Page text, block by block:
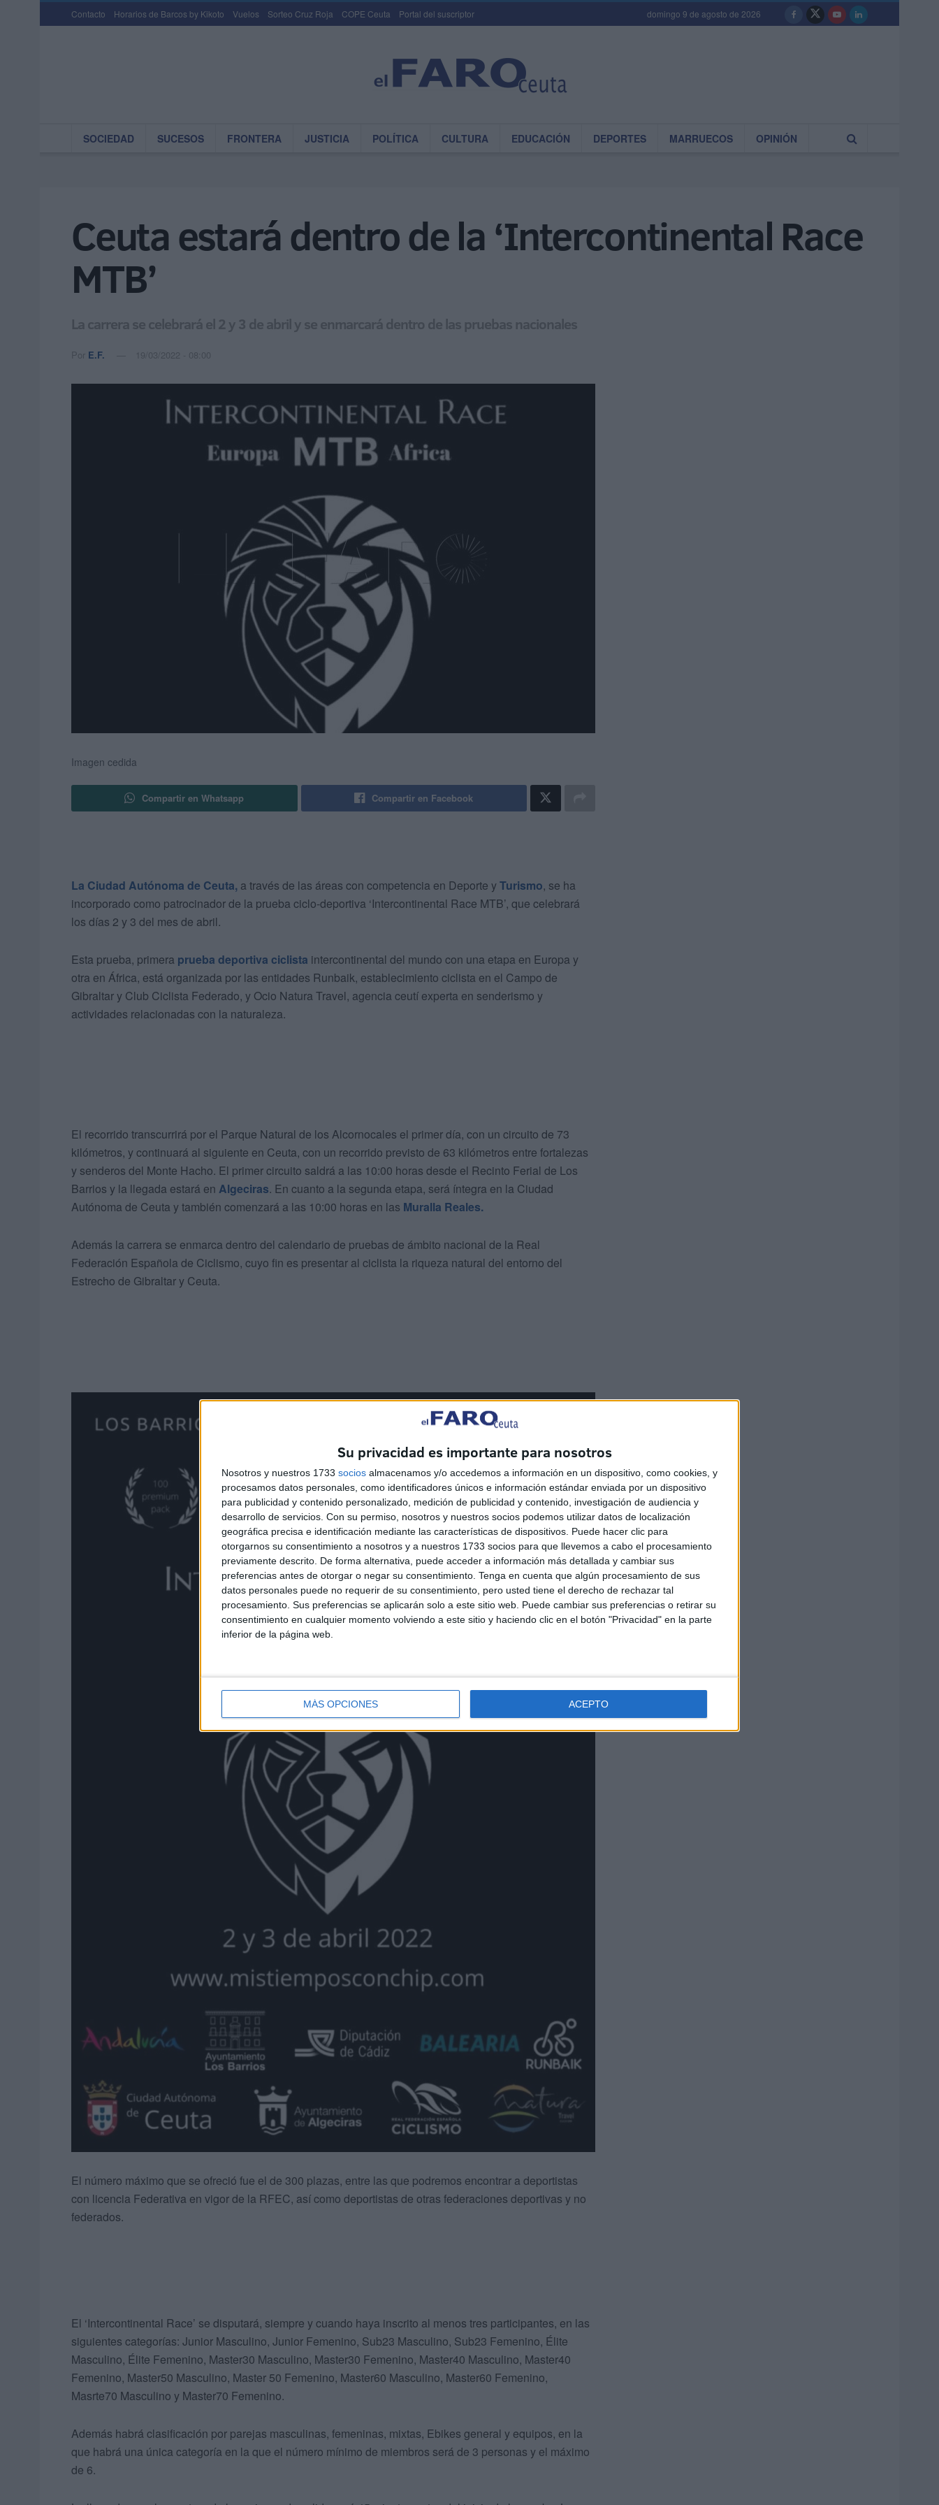
Su privacidad es importante para nosotros
Nosotros y nuestros 1733 socios almacenamos y/o accedemos a información en un dispositivo, como cookies, y
procesamos datos personales, como identificadores únicos e información estándar enviada por un dispositivo
para publicidad y contenido personalizado, medición de publicidad y contenido, investigación de audiencia y
desarrollo de servicios. Con su permiso, nosotros y nuestros socios podemos utilizar datos de localización
geográfica precisa e identificación mediante las características de dispositivos. Puede hacer clic para
otorgarnos su consentimiento a nosotros y a nuestros 1733 socios para que llevemos a cabo el procesamiento
previamente descrito. De forma alternativa, puede acceder a información más detallada y cambiar sus
preferencias antes de otorgar o negar su consentimiento. Tenga en cuenta que algún procesamiento de sus
datos personales puede no requerir de su consentimiento, pero usted tiene el derecho de rechazar tal
procesamiento. Sus preferencias se aplicarán solo a este sitio web. Puede cambiar sus preferencias o retirar su
consentimiento en cualquier momento volviendo a este sitio y haciendo clic en el botón "Privacidad" en la parte
inferior de la página web.
MÁS OPCIONES ACEPTO
Contacto Horarios de Barcos by Kikoto Vuelos Sorteo Cruz Roja COPE Ceuta Portal del suscriptor domingo 9 de agosto de 2026
SOCIEDAD SUCESOS FRONTERA JUSTICIA POLÍTICA CULTURA EDUCACIÓN DEPORTES MARRUECOS OPINIÓN
Ceuta estará dentro de la ‘Intercontinental Race
MTB’
La carrera se celebrará el 2 y 3 de abril y se enmarcará dentro de las pruebas nacionales
Por E.F. 19/03/2022 - 08:00
Imagen cedida
Compartir en Whatsapp Compartir en Facebook
La Ciudad Autónoma de Ceuta, a través de las áreas con competencia en Deporte yTurismo, se ha
incorporado como patrocinador de la prueba ciclo-deportiva ‘Intercontinental Race MTB’, que celebrará
los días 2 y 3 del mes de abril.
Esta prueba, primera prueba deportiva ciclista intercontinental del mundo con una etapa en Europa y
otra en África, está organizada por las entidades Runbaik, establecimiento ciclista en el Campo de
Gibraltar y Club Ciclista Federado, y Ocio Natura Travel, agencia ceutí experta en senderismo y
actividades relacionadas con la naturaleza.
El recorrido transcurrirá por el Parque Natural de los Alcornocales el primer día, con un circuito de 73
kilómetros, y continuará al siguiente en Ceuta, con un recorrido previsto de 63 kilómetros entre fortalezas
y senderos del Monte Hacho. El primer circuito saldrá a las 10:00 horas desde el Recinto Ferial de Los
Barrios y la llegada estará en Algeciras. En cuanto a la segunda etapa, será íntegra en la Ciudad
Autónoma de Ceuta y también comenzará a las 10:00 horas en las Muralla Reales.
Además la carrera se enmarca dentro del calendario de pruebas de ámbito nacional de la Real
Federación Española de Ciclismo, cuyo fin es presentar al ciclista la riqueza natural del entorno del
Estrecho de Gibraltar y Ceuta.
El número máximo que se ofreció fue el de 300 plazas, entre las que podremos encontrar a deportistas
con licencia Federativa en vigor de la RFEC, así como deportistas de otras federaciones deportivas y no
federados.
El ‘Intercontinental Race’ se disputará, siempre y cuando haya inscrito al menos tres participantes, en las
siguientes categorías: Junior Masculino, Junior Femenino, Sub23 Masculino, Sub23 Femenino, Élite
Masculino, Élite Femenino, Master30 Masculino, Master30 Femenino, Master40 Masculino, Master40
Femenino, Master50 Masculino, Master 50 Femenino, Master60 Masculino, Master60 Femenino,
Masrte70 Masculino y Master70 Femenino.
Además habrá clasificación por parejas masculinas, femeninas, mixtas, Ebikes general y equipos, en la
que habrá una única categoría en la que el número mínimo de miembros será de 3 personas y el máximo
de 6.